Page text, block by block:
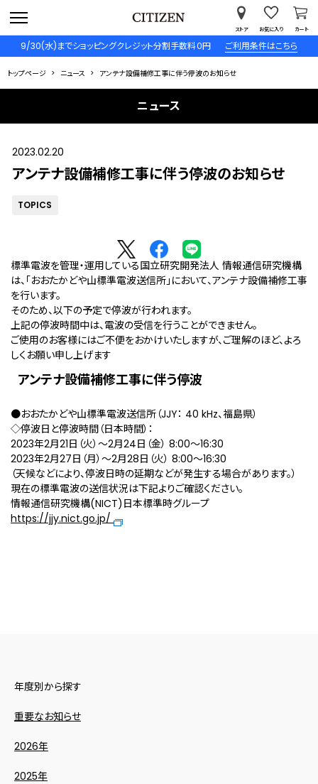
9/30(水)までショッピングクレジット分割手数料０円 ご利用条件はこちら
ストア お気に入り カート
トップページ ニュース アンテナ設備補修工事に伴う停波のお知らせ
ニュース
2023.02.20
アンテナ設備補修工事に伴う停波のお知らせ
TOPICS
標準電波を管理・運用している国立研究開発法人 情報通信研究機構
は、「おおたかどや山標準電波送信所」において、アンテナ設備補修工事
を行います。
そのため、以下の予定で停波が行われます。
上記の停波時間中は、電波の受信を行うことができません。
ご使用のお客様にはご不便をおかけいたしますが、ご理解のほど、よろ
しくお願い申し上げます
アンテナ設備補修工事に伴う停波
●おおたかどや山標準電波送信所（JJY： 40 kHz、福島県）
◇停波日と停波時間（日本時間）：
2023年2月21日（火）〜2月24日（金） 8:00〜16:30
2023年2月27日（月）〜2月28日（火） 8:00〜16:30
（天候などにより、停波日時の延期などが発生する場合があります。）
現在の標準電波の送信状況は下記よりご確認ください。
情報通信研究機構(NICT)日本標準時グループ
https://jjy.nict.go.jp/
年度別から探す
重要なお知らせ
2026年
2025年